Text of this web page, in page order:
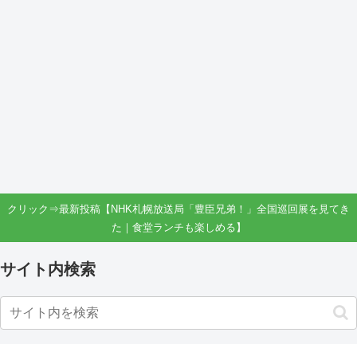
クリック⇒最新投稿【NHK札幌放送局「豊臣兄弟！」全国巡回展を見てき
た｜食堂ランチも楽しめる】
サイト内検索